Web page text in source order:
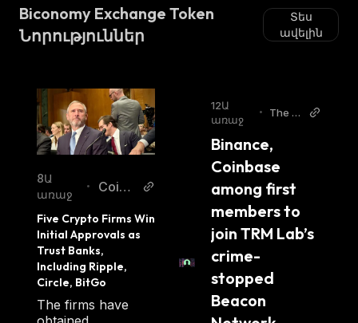
Biconomy Exchange Token
Նորություններ
Տես
ավելին
8Ա
առաջ
•
CoinD
Five Crypto Firms Win
Initial Approvals as
Trust Banks,
Including Ripple,
Circle, BitGo
The firms have
12Ա
առաջ
•
The Bl
Binance,
Coinbase
among first
members to
join TRM Lab’s
crime-
stopped
Beacon